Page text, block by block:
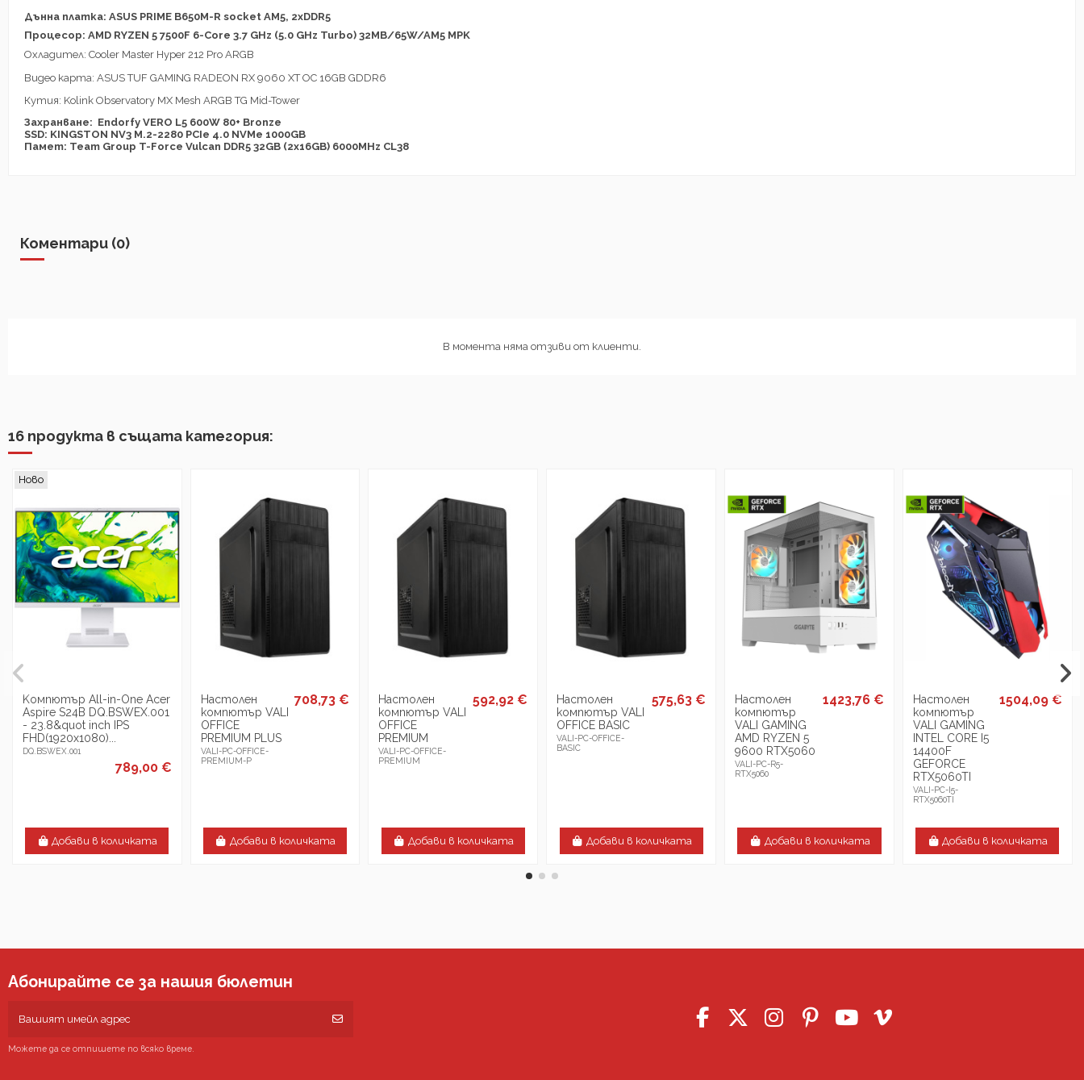
Дънна платка: ASUS PRIME B650M-R socket AM5, 2xDDR5
Процесор: AMD RYZEN 5 7500F 6-Core 3.7 GHz (5.0 GHz Turbo) 32MB/65W/AM5 MPK
Охладител: Cooler Master Hyper 212 Pro ARGB
Видео карта: ASUS TUF GAMING RADEON RX 9060 XT OC 16GB GDDR6
Кутия: Kolink Observatory MX Mesh ARGB TG Mid-Tower
Захранване: Endorfy VERO L5 600W 80+ Bronze
SSD: KINGSTON NV3 M.2-2280 PCIe 4.0 NVMe 1000GB
Памет: Team Group T-Force Vulcan DDR5 32GB (2x16GB) 6000MHz CL38
Коментари (0)
В момента няма отзиви от клиенти.
16 продукта в същата категория:
Ново
Kомпютър All-in-One Acer
Aspire S24B DQ.BSWEX.001
- 23.8&quot inch IPS
FHD(1920x1080)...
DQ.BSWEX.001
789,00 €
Добави в количката
Настолен
компютър VALI
OFFICE
PREMIUM PLUS
VALI-PC-OFFICE-
PREMIUM-P
708,73 €
Добави в количката
Настолен
компютър VALI
OFFICE
PREMIUM
VALI-PC-OFFICE-
PREMIUM
592,92 €
Добави в количката
Настолен
компютър VALI
OFFICE BASIC
VALI-PC-OFFICE-
BASIC
575,63 €
Добави в количката
Настолен
компютър
VALI GAMING
AMD RYZEN 5
9600 RТX5060
VALI-PC-R5-
RTX5060
1423,76 €
Добави в количката
Настолен
компютър
VALI GAMING
INTEL CORE I5
14400F
GEFORCE
RTX5060TI
VALI-PC-I5-
RTX5060TI
1504,09 €
Добави в количката
Абонирайте се за нашия бюлетин
Можете да се отпишете по всяко време.